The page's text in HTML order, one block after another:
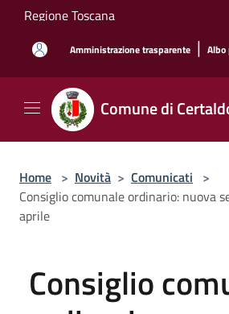
Salta al contenuto principale
Regione Toscana
Amministrazione trasparente | Albo
Comune di
Home > Novità > Comunicati >
Consiglio comunale ordinario: nuova
aprile
Consiglio